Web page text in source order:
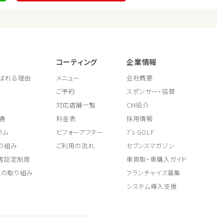
れる理由
ム
組み
認定制度
取り組み
コーティング
メニュー
ご予約
対応店舗一覧
料金表
ビフォーアフター
ご利用の流れ
企業情報
会社概要
スポンサー・協賛
CM紹介
採用情報
7's GOLF
セブンスマガジン
車買取・車購入ガイド
フランチャイズ募集
システム導入支援